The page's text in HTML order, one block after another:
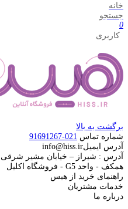
خانه
جستجو
0
کاربری
برگشت به بالا
شماره تماس 021-91691267
آدرس ایمیلinfo@hiss.ir
آدرس : شیراز – خیابان مشیر
همکف - واحد G5 - فروشگاه اکلیل
راهنمای خرید از هیس
خدمات مشتریان
درباره ما